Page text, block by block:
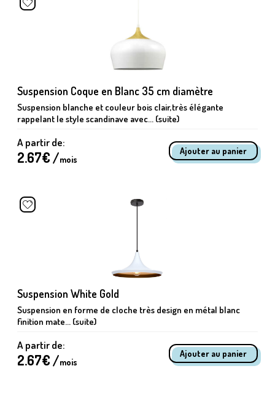
Suspension Coque en Blanc 35 cm diamètre
Suspension blanche et couleur bois clair,très élégante
rappelant le style scandinave avec... (suite)
A partir de:
2.67€ /mois
Suspension White Gold
Suspension en forme de cloche très design en métal blanc
finition mate... (suite)
A partir de:
2.67€ /mois